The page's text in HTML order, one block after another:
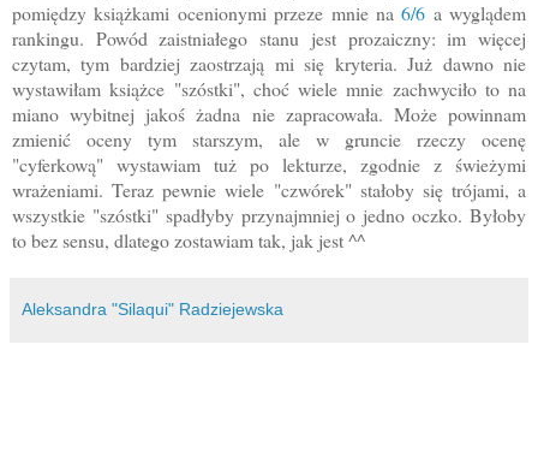
pomiędzy książkami ocenionymi przeze mnie na6/6 a wyglądem
rankingu. Powód zaistniałego stanu jest prozaiczny: im więcej
czytam, tym bardziej zaostrzają mi się kryteria. Już dawno nie
wystawiłam książce "szóstki", choć wiele mnie zachwyciło to na
miano wybitnej jakoś żadna nie zapracowała. Może powinnam
zmienić oceny tym starszym, ale w gruncie rzeczy ocenę
"cyferkową" wystawiam tuż po lekturze, zgodnie z świeżymi
wrażeniami. Teraz pewnie wiele "czwórek" stałoby się trójami, a
wszystkie "szóstki" spadłyby przynajmniej o jedno oczko. Byłoby
to bez sensu, dlatego zostawiam tak, jak jest ^^
Aleksandra "Silaqui" Radziejewska